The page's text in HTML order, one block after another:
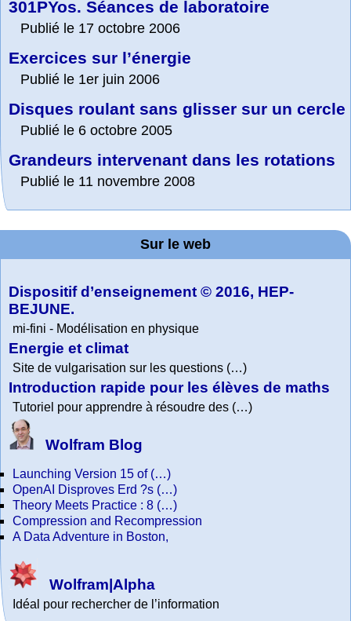
301PYos. Séances de laboratoire
Publié le 17 octobre 2006
Exercices sur l’énergie
Publié le 1er juin 2006
Disques roulant sans glisser sur un cercle
Publié le 6 octobre 2005
Grandeurs intervenant dans les rotations
Publié le 11 novembre 2008
Sur le web
Dispositif d’enseignement © 2016, HEP-
BEJUNE.
mi-fini - Modélisation en physique
Energie et climat
Site de vulgarisation sur les questions (…)
Introduction rapide pour les élèves de maths
Tutoriel pour apprendre à résoudre des (…)
Wolfram Blog
Launching Version 15 of (…)
OpenAI Disproves Erd ?s (…)
Theory Meets Practice : 8 (…)
Compression and Recompression
A Data Adventure in Boston,
Wolfram|Alpha
Idéal pour rechercher de l’information